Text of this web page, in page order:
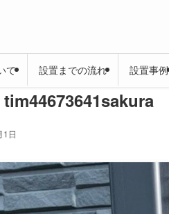
て 設置までの流れ 設置事例
tim44673641sakura
1日